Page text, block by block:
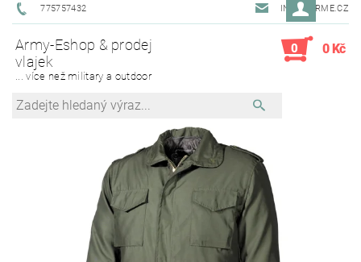
775757432 INFO@ARME.CZ
Army-Eshop & prodej
vlajek
... více než military a outdoor
0 0 Kč